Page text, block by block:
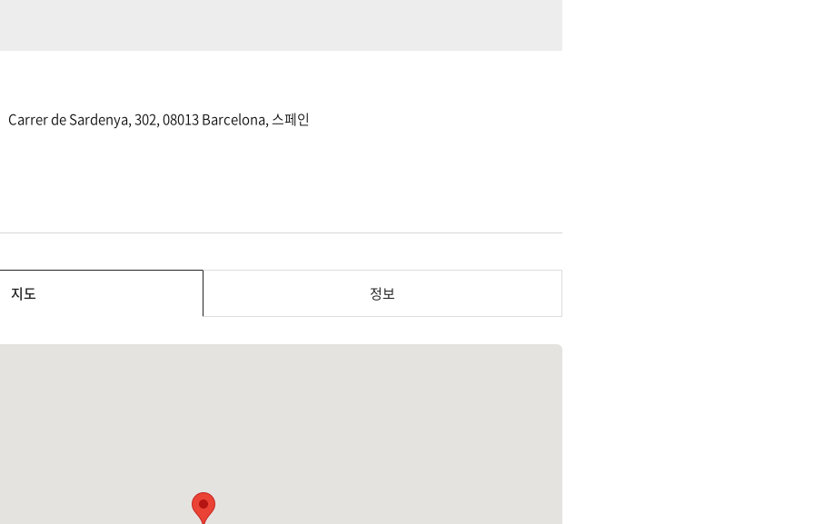
Carrer de Sardenya, 302, 08013 Barcelona, 스페인
지도 정보